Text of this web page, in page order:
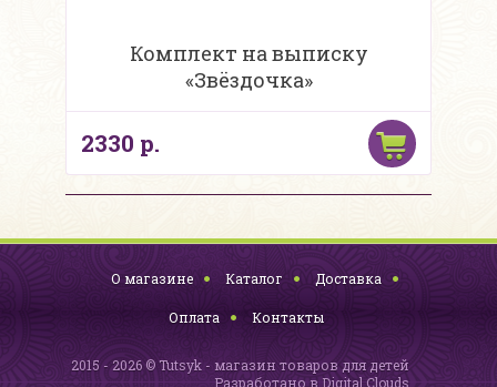
Комплект на выписку
«Звёздочка»
2330 р.
О магазине Каталог Доставка
Оплата Контакты
2015 - 2026 © Tutsyk - магазин товаров для детей
Разработано в Digital Clouds